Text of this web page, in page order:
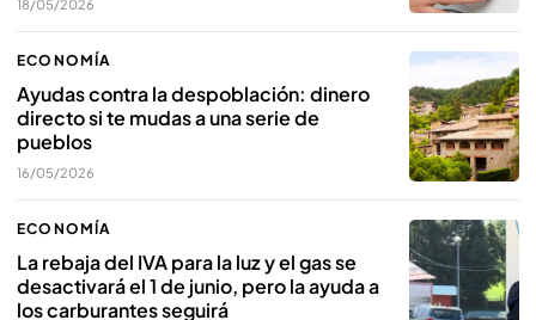
18/05/2026
ECONOMÍA
Ayudas contra la despoblación: dinero
directo si te mudas a una serie de
pueblos
16/05/2026
ECONOMÍA
La rebaja del IVA para la luz y el gas se
desactivará el 1 de junio, pero la ayuda a
los carburantes seguirá